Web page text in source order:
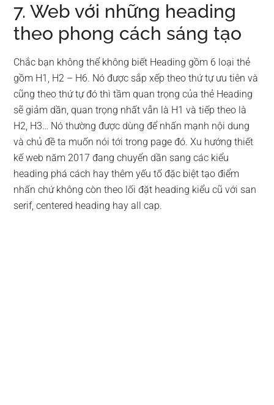
7. Web với những heading
theo phong cách sáng tạo
Chắc bạn không thể không biết Heading gồm 6 loại thẻ
gồm H1, H2 – H6. Nó được sắp xếp theo thứ tự ưu tiên và
cũng theo thứ tự đó thì tầm quan trọng của thẻ Heading
sẽ giảm dần, quan trọng nhất vẫn là H1 và tiếp theo là
H2, H3… Nó thường được dùng để nhấn mạnh nội dung
và chủ đề ta muốn nói tới trong page đó. Xu hướng thiết
kế web năm 2017 đang chuyển dần sang các kiểu
heading phá cách hay thêm yếu tố đặc biệt tạo điểm
nhấn chứ không còn theo lối đặt heading kiểu cũ với san
serif, centered heading hay all cap.